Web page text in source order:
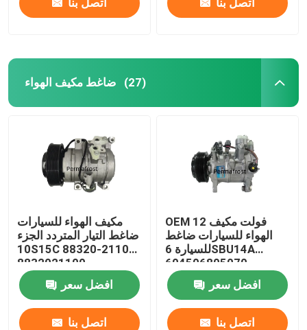
ضاغط مكيف الهواء (27)
مكيف الهواء للسيارات
ضاغط التيار المتردد الجزء
10S15C 88320-21100
8832021100
افضل سعر
اتصل بنا
OEM 12 فولت مكيف
الهواء للسيارات ضاغط
للسيارة 6SBU14A
604506805070
افضل سعر
اتصل بنا